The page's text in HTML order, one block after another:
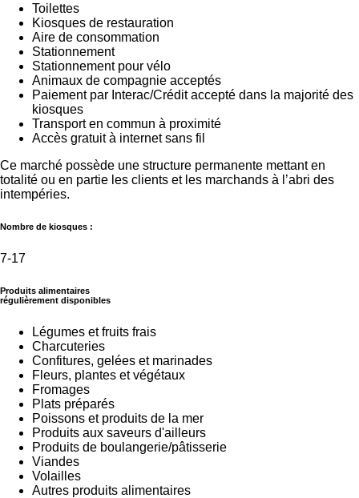
Toilettes
Kiosques de restauration
Aire de consommation
Stationnement
Stationnement pour vélo
Animaux de compagnie acceptés
Paiement par Interac/Crédit accepté dans la majorité des
kiosques
Transport en commun à proximité
Accès gratuit à internet sans fil
Ce marché possède une structure permanente mettant en
totalité ou en partie les clients et les marchands à l’abri des
intempéries.
Nombre de kiosques :
7-17
Produits alimentaires
régulièrement disponibles
Légumes et fruits frais
Charcuteries
Confitures, gelées et marinades
Fleurs, plantes et végétaux
Fromages
Plats préparés
Poissons et produits de la mer
Produits aux saveurs d'ailleurs
Produits de boulangerie/pâtisserie
Viandes
Volailles
Autres produits alimentaires